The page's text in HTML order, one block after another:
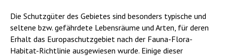
Die Schutzgüter des Gebietes sind besonders typische und
seltene bzw. gefährdete Lebensräume und Arten, für deren
Erhalt das Europaschutzgebiet nach der Fauna-Flora-
Habitat-Richtlinie ausgewiesen wurde. Einige dieser